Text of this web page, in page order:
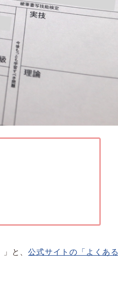
」と、公式サイトの「よくある